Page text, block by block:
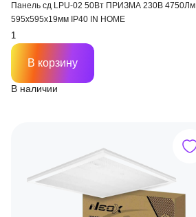
Панель сд LPU-02 50Вт ПРИЗМА 230В 4750Лм
595х595х19мм IP40 IN HOME
В наличии
В корзину